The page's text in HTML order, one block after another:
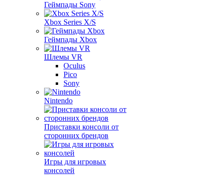
Геймпады Sony
Xbox Series X/S
Геймпады Xbox
Шлемы VR
Oculus
Pico
Sony
Nintendo
Приставки консоли от
сторонних брендов
Игры для игровых
консолей